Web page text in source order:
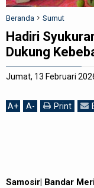
Beranda Sumut
Hadiri
Dukung
Jumat, 13 Februari
A+ A- Print
Samosir| Bandar